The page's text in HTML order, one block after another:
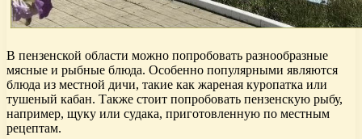
В пензенской области можно попробовать разнообразные
мясные и рыбные блюда. Особенно популярными являются
блюда из местной дичи, такие как жареная куропатка или
тушеный кабан. Также стоит попробовать пензенскую рыбу,
например, щуку или судака, приготовленную по местным
рецептам.